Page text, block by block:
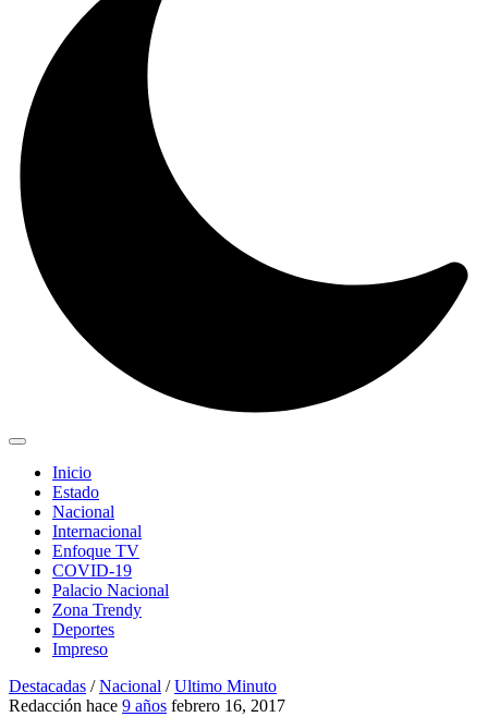
Inicio
Estado
Nacional
Internacional
Enfoque TV
COVID-19
Palacio Nacional
Zona Trendy
Deportes
Impreso
Destacadas /Nacional /Ultimo Minuto
Redacción hace 9 años febrero 16, 2017